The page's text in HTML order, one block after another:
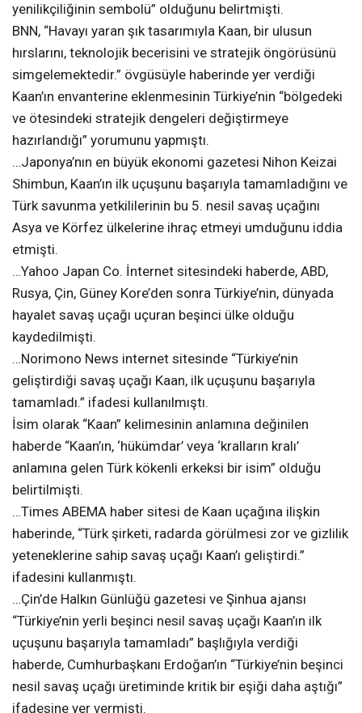
yenilikçiliğinin sembolü” olduğunu belirtmişti.
BNN, “Havayı yaran şık tasarımıyla Kaan, bir ulusun
hırslarını, teknolojik becerisini ve stratejik öngörüsünü
simgelemektedir.” övgüsüyle haberinde yer verdiği
Kaan’ın envanterine eklenmesinin Türkiye’nin “bölgedeki
ve ötesindeki stratejik dengeleri değiştirmeye
hazırlandığı” yorumunu yapmıştı.
…Japonya’nın en büyük ekonomi gazetesi Nihon Keizai
Shimbun, Kaan’ın ilk uçuşunu başarıyla tamamladığını ve
Türk savunma yetkililerinin bu 5. nesil savaş uçağını
Asya ve Körfez ülkelerine ihraç etmeyi umduğunu iddia
etmişti.
…Yahoo Japan Co. İnternet sitesindeki haberde, ABD,
Rusya, Çin, Güney Kore’den sonra Türkiye’nin, dünyada
hayalet savaş uçağı uçuran beşinci ülke olduğu
kaydedilmişti.
…Norimono News internet sitesinde “Türkiye’nin
geliştirdiği savaş uçağı Kaan, ilk uçuşunu başarıyla
tamamladı.” ifadesi kullanılmıştı.
İsim olarak “Kaan” kelimesinin anlamına değinilen
haberde “Kaan’ın, ‘hükümdar’ veya ‘kralların kralı’
anlamına gelen Türk kökenli erkeksi bir isim” olduğu
belirtilmişti.
…Times ABEMA haber sitesi de Kaan uçağına ilişkin
haberinde, “Türk şirketi, radarda görülmesi zor ve gizlilik
yeteneklerine sahip savaş uçağı Kaan’ı geliştirdi.”
ifadesini kullanmıştı.
…Çin’de Halkın Günlüğü gazetesi ve Şinhua ajansı
“Türkiye’nin yerli beşinci nesil savaş uçağı Kaan’ın ilk
uçuşunu başarıyla tamamladı” başlığıyla verdiği
haberde, Cumhurbaşkanı Erdoğan’ın “Türkiye’nin beşinci
nesil savaş uçağı üretiminde kritik bir eşiği daha aştığı”
ifadesine yer vermişti.